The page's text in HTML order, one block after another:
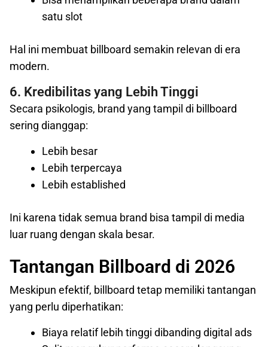
satu slot
Hal ini membuat billboard semakin relevan di era
modern.
6. Kredibilitas yang Lebih Tinggi
Secara psikologis, brand yang tampil di billboard
sering dianggap:
Lebih besar
Lebih terpercaya
Lebih established
Ini karena tidak semua brand bisa tampil di media
luar ruang dengan skala besar.
Tantangan Billboard di 2026
Meskipun efektif, billboard tetap memiliki tantangan
yang perlu diperhatikan:
Biaya relatif lebih tinggi dibanding digital ads